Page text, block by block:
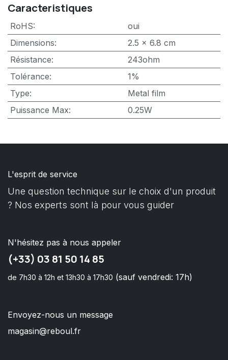
Caracteristiques
RoHS:
oui
Dimensions:
2.5 x 6.8 cm
Résistance:
243ohm
Tolérance:
1%
Type:
Metal film
Puissance Max: 0.25W
L'esprit de service
Une question technique sur le choix d'un produit
? Nos experts sont là pour vous guider
N'hésitez pas à nous appeler
(+33) 03 81 50 14 85
de 7h30 à 12h et 13h30 à 17h30 (sauf vendredi: 17h)
Envoyez-nous un message
magasin@reboul.fr